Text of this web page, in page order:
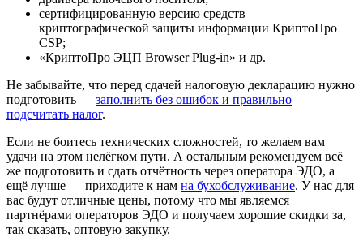
сертифицированную версию средств
криптографической защиты информации КриптоПро
CSP;
«КриптоПро ЭЦП Browser Plug-in» и др.
Не забывайте, что перед сдачей налоговую декларацию нужно
подготовить — заполнить без ошибок и правильно
подсчитать налог.
Если не боитесь технических сложностей, то желаем вам
удачи на этом нелёгком пути. А остальным рекомендуем всё
же подготовить и сдать отчётность через оператора ЭДО, а
ещё лучше — приходите к нам на бухобслуживание. У нас для
вас будут отличные цены, потому что мы являемся
партнёрами операторов ЭДО и получаем хорошие скидки за,
так сказать, оптовую закупку.